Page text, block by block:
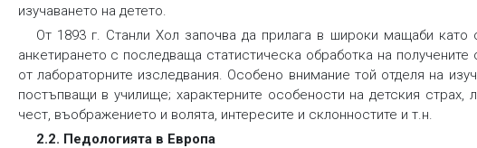
изучаването на детето.
От 1893 г. Станли Хол започва да прилага в широки мащаби
анкетирането с последваща статистическа обработка на получените
от лабораторните изследвания. Особено внимание той отделя на
постъпващи в училище; характерните особености на детския страх,
чест, въображението и волята, интересите и склонностите и т.н.
2.2. Педологията в Европа